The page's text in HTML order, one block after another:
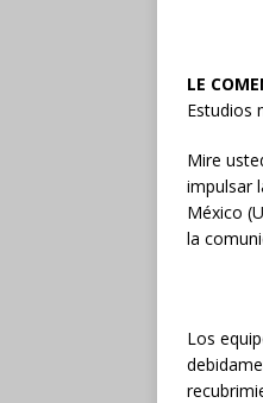
LE
Estudios
Mire
impulsar
México
la
Los